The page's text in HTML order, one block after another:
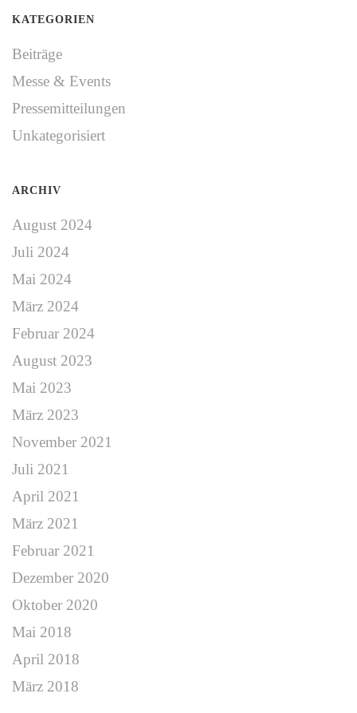
KATEGORIEN
Beiträge
Messe & Events
Pressemitteilungen
Unkategorisiert
ARCHIV
August 2024
Juli 2024
Mai 2024
März 2024
Februar 2024
August 2023
Mai 2023
März 2023
November 2021
Juli 2021
April 2021
März 2021
Februar 2021
Dezember 2020
Oktober 2020
Mai 2018
April 2018
März 2018